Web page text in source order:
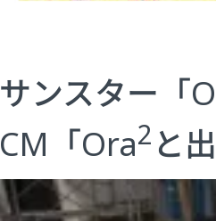
サンスター「
CM「Ora2 と